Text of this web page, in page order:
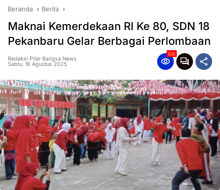
Beranda Berita
Maknai Kemerdekaan RI Ke 80, SDN 18
Pekanbaru Gelar Berbagai Perlombaan
Redaksi Pilar Bangsa News
Sabtu, 16 Agustus 2025
635